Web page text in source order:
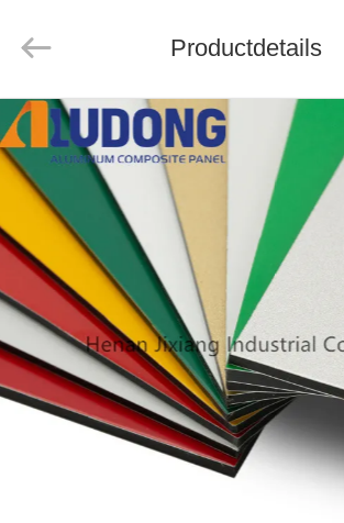
HUIS
PRODUCTEN
OVER
ONS
FABRIEKSTOUR
Co.,
Reserved.
Productdetails